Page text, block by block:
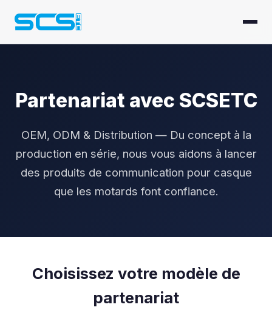
Partenariat avec SCSETC
OEM, ODM & Distribution — Du concept à la
production en série, nous vous aidons à lancer
des produits de communication pour casque
que les motards font confiance.
Choisissez votre modèle de
partenariat